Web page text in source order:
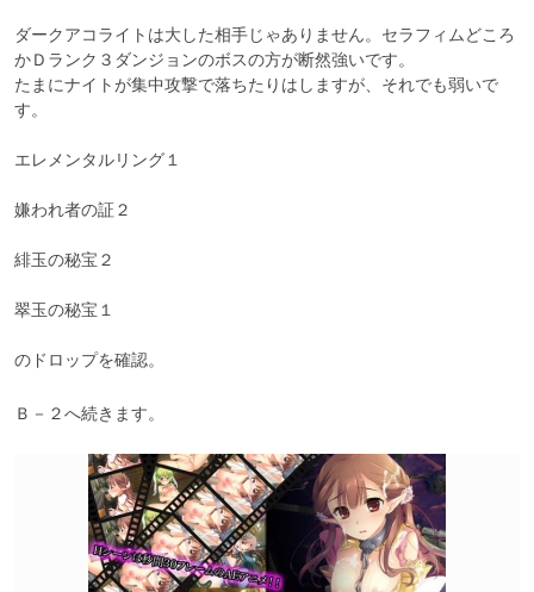
ダークアコライトは大した相手じゃありません。セラフィムどころ
かＤランク３ダンジョンのボスの方が断然強いです。
たまにナイトが集中攻撃で落ちたりはしますが、それでも弱いで
す。
エレメンタルリング１
嫌われ者の証２
緋玉の秘宝２
翠玉の秘宝１
のドロップを確認。
Ｂ－２へ続きます。